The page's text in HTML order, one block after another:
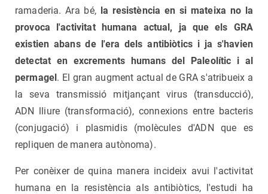
ramaderia. Ara bé, la resistència en si mateixa no la
provoca l'activitat humana actual, ja que els GRA
existien abans de l'era dels antibiòtics i ja s'havien
detectat en excrements humans del Paleolític i al
permagel. El gran augment actual de GRA s'atribueix a
la seva transmissió mitjançant virus (transducció),
ADN lliure (transformació), connexions entre bacteris
(conjugació) i plasmidis (molècules d'ADN que es
repliquen de manera autònoma).
Per conèixer de quina manera incideix avui l'activitat
humana en la resistència als antibiòtics, l'estudi ha